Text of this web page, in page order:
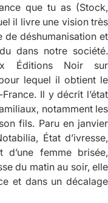
que tu as (Stock,
il livre une vision très
déshumanisation et
dans notre société.
Éditions Noir sur
lequel il obtient le
Il y décrit l’état
notamment les
fils. Paru en janvier
État d’ivresse,
femme brisée,
du matin au soir, elle
et dans un décalage